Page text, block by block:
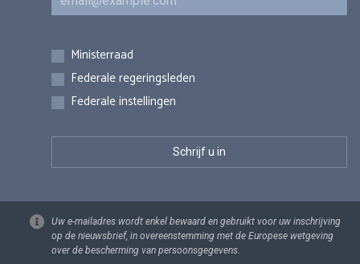
Inschrijvingen
Ministerraad
Federale regeringsleden
Federale instellingen
Uw e-mailadres wordt enkel bewaard en gebruikt voor uw inschrijving
op de nieuwsbrief, in overeenstemming met de Europese wetgeving
over de bescherming van persoonsgegevens.